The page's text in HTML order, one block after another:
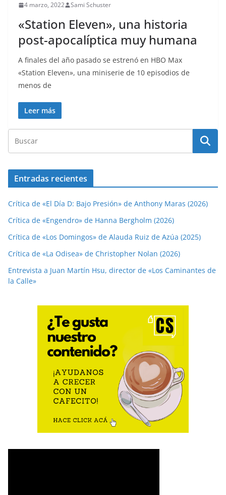
4 marzo, 2022 Sami Schuster
«Station Eleven», una historia
post-apocalíptica muy humana
A finales del año pasado se estrenó en HBO Max
«Station Eleven», una miniserie de 10 episodios de
menos de
Leer más
Entradas recientes
Crítica de «El Día D: Bajo Presión» de Anthony Maras (2026)
Crítica de «Engendro» de Hanna Bergholm (2026)
Crítica de «Los Domingos» de Alauda Ruiz de Azúa (2025)
Crítica de «La Odisea» de Christopher Nolan (2026)
Entrevista a Juan Martín Hsu, director de «Los Caminantes de
la Calle»